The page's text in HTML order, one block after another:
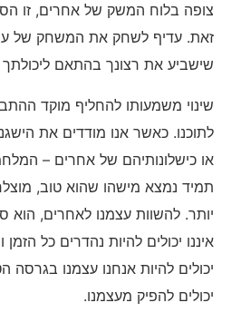
צופה בלוח המשק של אחרים, זו
זאת. עדיף לשחק את המשחק של
שישביע את רצונך בהתאם ליכולתך
שינוי משמעותו להחליף מוקד
לתוכנו. כאשר אנו מודדים את
או כישלונותיהם של אחרים –
תמיד נמצא מישהו שהוא טוב,
יותר. להשוות עצמנו לאחרים, הוא
איננו יכולים להיות נהדרים כל
יכולים להיות אנחנו עצמנו בגרסה
יכולים להפיק מעצמנו.